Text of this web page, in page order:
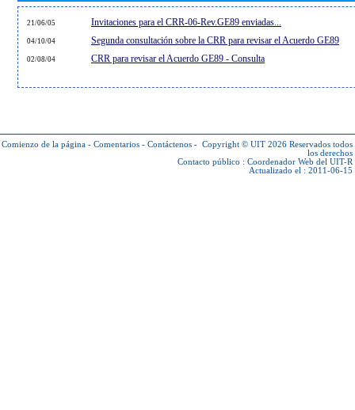
21/06/05 Invitaciones para el CRR-06-Rev.GE89 enviadas...
04/10/04 Segunda consultación sobre la CRR para revisar el Acuerdo GE89
02/08/04 CRR para revisar el Acuerdo GE89 - Consulta
Comienzo de la página - Comentarios - Contáctenos - Copyright © UIT 2026 Reservados todos
los derechos
Contacto público : Coordenador Web del UIT-R
Actualizado el : 2011-06-15